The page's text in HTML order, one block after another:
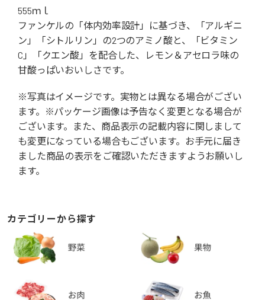
555ｍｌ
ファンケルの「体内効率設計」に基づき、「アルギニ
ン」「シトルリン」の2つのアミノ酸と、「ビタミン
C」「クエン酸」を配合した、レモン＆アセロラ味の
甘酸っぱいおいしさです。
※写真はイメージです。実物とは異なる場合がござい
ます。※パッケージ画像は予告なく変更となる場合が
ございます。また、商品表示の記載内容に関しまして
も変更になっている場合もございます。お手元に届き
ました商品の表示をご確認いただきますようお願いし
ます。
カテゴリーから探す